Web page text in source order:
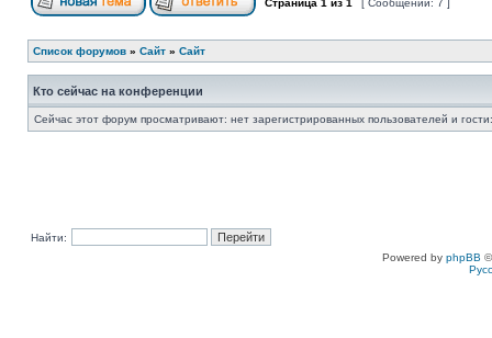
Страница 1 из 1 [ Сообщений: 7 ]
Список форумов » Сайт » Сайт
Кто сейчас на конференции
Сейчас этот форум просматривают: нет зарегистрированных пользователей и
Найти:
Powered by phpBB